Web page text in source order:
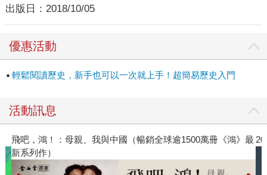
出版日： 2018/10/05
優惠活動
輕鬆閱讀歷史，新手也可以一次就上手！超簡易歷史入門
活動訊息
最2026年8月金石堂強力推薦